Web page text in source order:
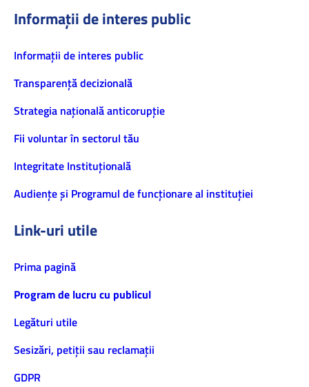
Informații de interes public
Informaţii de interes public
Transparență decizională
Strategia națională anticorupție
Fii voluntar în sectorul tău
Integritate Instituțională
Audiențe și Programul de funcționare al instituției
Link-uri utile
Prima pagină
Program de lucru cu publicul
Legături utile
Sesizări, petiţii sau reclamații
GDPR